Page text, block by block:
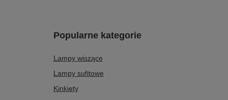
Popularne kategorie
Lampy wiszące
Lampy sufitowe
Kinkiety